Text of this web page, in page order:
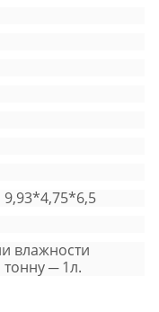
влажности
─ 1л.